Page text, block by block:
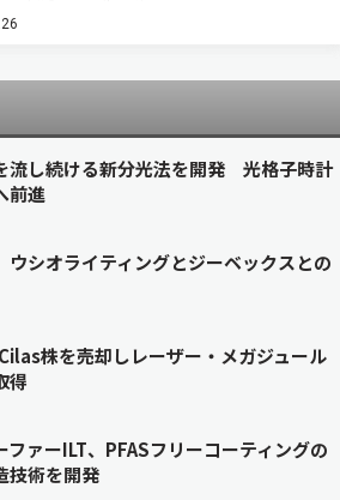
スリリース）。 金属光触媒は、非金属光
流し続ける新分光法を開発 光格子時計
前進
ウシオライティングとジーベックスとの
株を売却しレーザー・メガジュール
得
ファーILT、PFASフリーコーティングの
技術を開発